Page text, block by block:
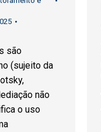
são
(sujeito da
não
o uso